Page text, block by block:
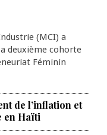
(MCI) a
deuxième cohorte
Féminin
de l’inflation et
en Haïti